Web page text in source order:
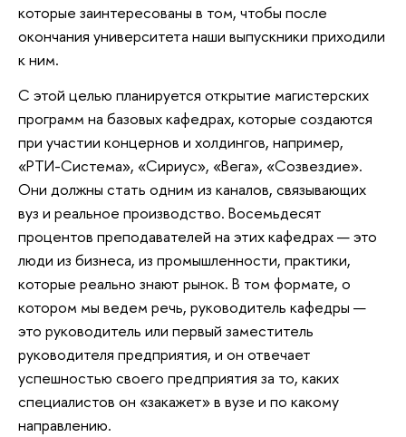
которые заинтересованы в том, чтобы после
окончания университета наши выпускники приходили
к ним.
С этой целью планируется открытие магистерских
программ на базовых кафедрах, которые создаются
при участии концернов и холдингов, например,
«РТИ-Система», «Сириус», «Вега», «Созвездие».
Они должны стать одним из каналов, связывающих
вуз и реальное производство. Восемьдесят
процентов преподавателей на этих кафедрах — это
люди из бизнеса, из промышленности, практики,
которые реально знают рынок. В том формате, о
котором мы ведем речь, руководитель кафедры —
это руководитель или первый заместитель
руководителя предприятия, и он отвечает
успешностью своего предприятия за то, каких
специалистов он «закажет» в вузе и по какому
направлению.